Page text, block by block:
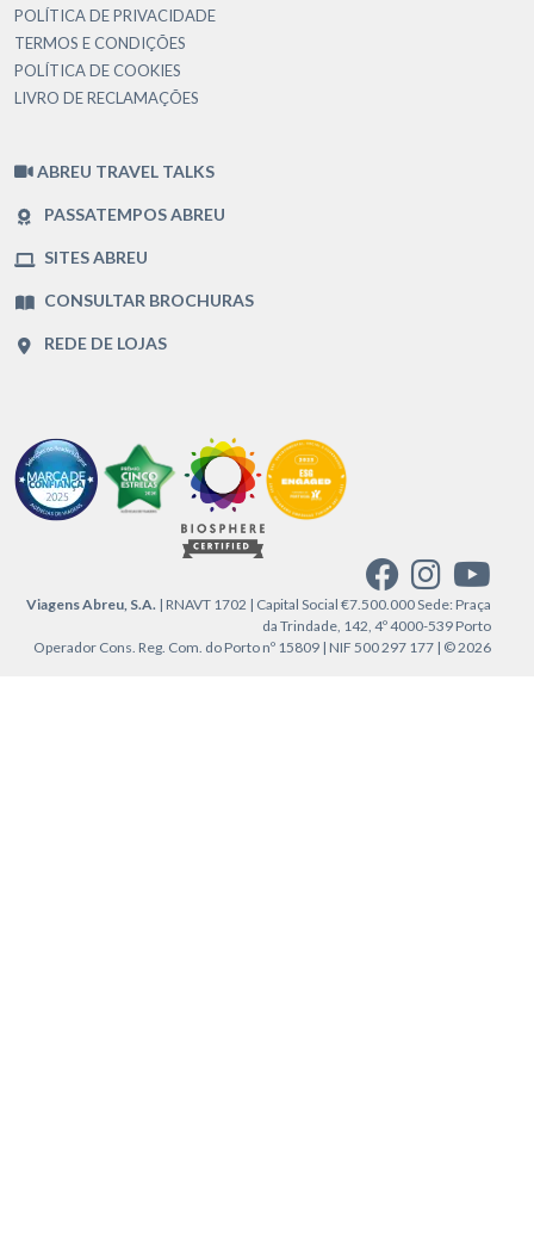
POLÍTICA DE PRIVACIDADE
TERMOS E CONDIÇÕES
POLÍTICA DE COOKIES
LIVRO DE RECLAMAÇÕES
ABREU TRAVEL TALKS
PASSATEMPOS ABREU
SITES ABREU
CONSULTAR BROCHURAS
REDE DE LOJAS
Viagens Abreu, S.A. | RNAVT 1702 | Capital Social €7.500.000 Sede: Praça
da Trindade, 142, 4º 4000-539 Porto
Operador Cons. Reg. Com. do Porto nº 15809 | NIF 500 297 177 | © 2026